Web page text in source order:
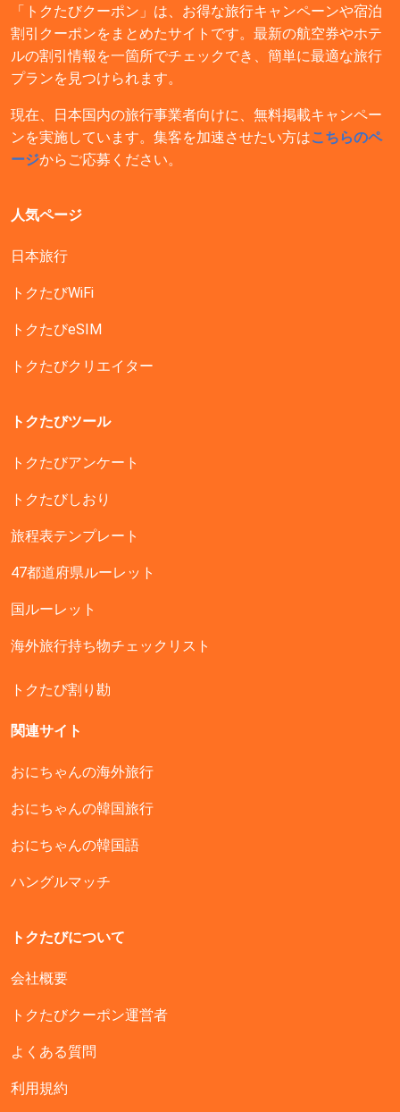
「トクたびクーポン」は、お得な旅行キャンペーンや宿泊
割引クーポンをまとめたサイトです。最新の航空券やホテ
ルの割引情報を一箇所でチェックでき、簡単に最適な旅行
プランを見つけられます。
現在、日本国内の旅行事業者向けに、無料掲載キャンペー
ンを実施しています。集客を加速させたい方はこちらのペ
ージからご応募ください。
人気ページ
日本旅行
トクたびWiFi
トクたびeSIM
トクたびクリエイター
トクたびツール
トクたびアンケート
トクたびしおり
旅程表テンプレート
47都道府県ルーレット
国ルーレット
海外旅行持ち物チェックリスト
トクたび割り勘
関連サイト
おにちゃんの海外旅行
おにちゃんの韓国旅行
おにちゃんの韓国語
ハングルマッチ
トクたびについて
会社概要
トクたびクーポン運営者
よくある質問
利用規約